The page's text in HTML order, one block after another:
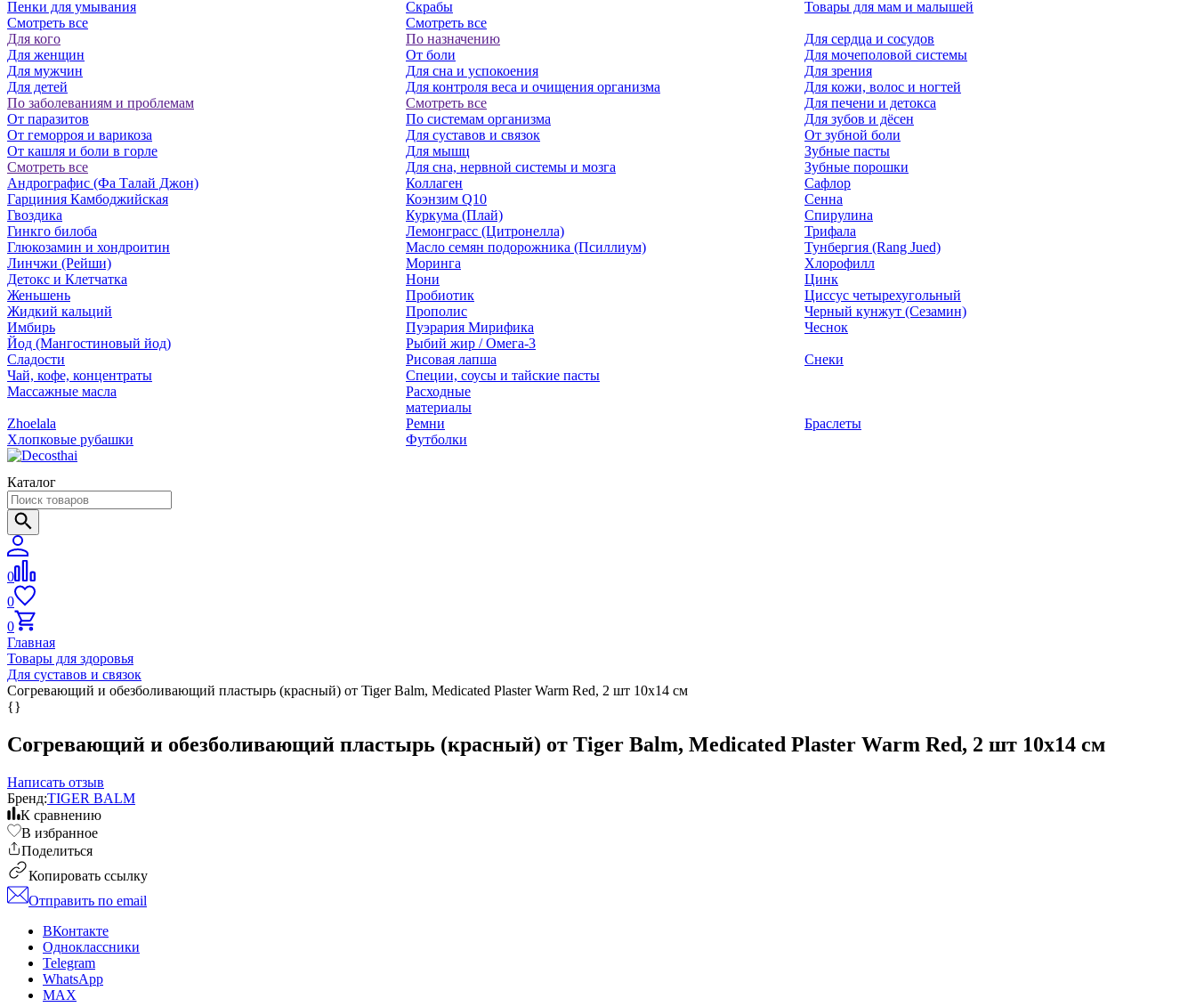
Пенки для умывания
Смотреть все
Скрабы
Смотреть все
Товары для мам и малышей
Для кого
Для женщин
Для мужчин
Для детей
По заболеваниям и проблемам
От паразитов
Oт геморроя и варикоза
От кашля и боли в горле
Смотреть все
По назначению
От боли
Для сна и успокоения
Для контроля веса и очищения организма
Смотреть все
По системам организма
Для суставов и связок
Для мышц
Для сна, нервной системы и мозга
Для сердца и сосудов
Для мочеполовой системы
Для зрения
Для кожи, волос и ногтей
Для печени и детокса
Для зубов и дёсен
От зубной боли
Зубные пасты
Зубные порошки
Андрографис (Фа Талай Джон)
Гарциния Камбоджийская
Гвоздика
Гинкго билоба
Глюкозамин и хондроитин
Линчжи (Рейши)
Детокс и Клетчатка
Женьшень
Жидкий кальций
Имбирь
Йод (Мангостиновый йод)
Коллаген
Коэнзим Q10
Куркума (Плай)
Лемонграсс (Цитронелла)
Масло семян подорожника (Псиллиум)
Моринга
Нони
Пробиотик
Прополис
Пуэрария Мирифика
Рыбий жир / Омега-3
Сафлор
Сенна
Спирулина
Трифала
Тунбергия (Rang Jued)
Хлорофилл
Цинк
Циссус четырехугольный
Черный кунжут (Сезамин)
Чеснок
Сладости
Чай, кофе, концентраты
Рисовая лапша
Специи, соусы и тайские пасты
Снеки
Массажные масла
Расходные
материалы
Zhoelala
Хлопковые рубашки
Ремни
Футболки
Браслеты
Каталог
0
0
0
Главная
Товары для здоровья
Для суставов и связок
Согревающий и обезболивающий пластырь (красный) от Tiger Balm, Medicated Plaster Warm Red, 2 шт 10x14 см
{}
Согревающий и обезболивающий пластырь (красный) от Tiger Balm, Medicated Plaster Warm Red, 2 шт 10x14 см
Написать отзыв
Бренд:TIGER BALM
К сравнению
В избранное
Поделиться
Копировать ссылку
Отправить по email
ВКонтакте
Одноклассники
Telegram
WhatsApp
MAX